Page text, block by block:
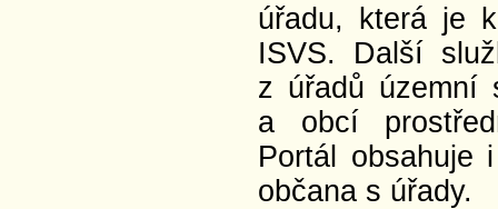
úřadu, která je
ISVS. Další
z úřadů územní
a obcí
Portál obsahuje
občana s úřady.